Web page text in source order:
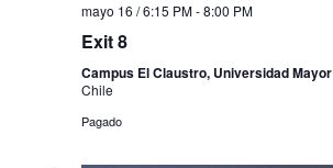
mayo 16 / 6:15 PM-8:00 PM
Exit 8
Campus El Claustro, Universidad Mayor
Chile
Pagado